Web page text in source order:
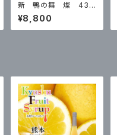
新 鴨の舞 燦 43
度 720ml 箱入
¥8,800